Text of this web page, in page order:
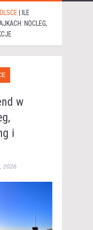
ILE
NOCLEG,
w
i
2026